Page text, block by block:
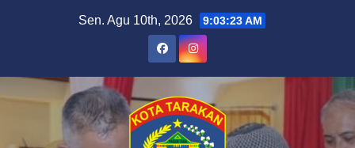
Sen. Agu 10th, 2026 9:03:24 AM